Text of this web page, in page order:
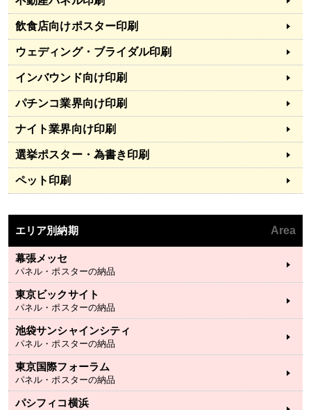
飲食店向けポスター印刷
ウェディング・ブライダル印刷
インバウンド向け印刷
パチンコ業界向け印刷
ナイト業界向け印刷
選挙ポスター・為書き印刷
ペット印刷
エリア別納期 Area
幕張メッセ
パネル・ポスターの納品
東京ビックサイト
パネル・ポスターの納品
池袋サンシャインシティ
パネル・ポスターの納品
東京国際フォーラム
パネル・ポスターの納品
パシフィコ横浜